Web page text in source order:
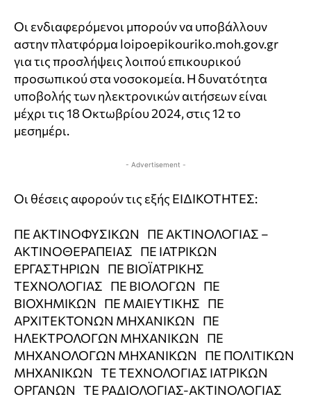
Οι ενδιαφερόμενοι μπορούν να υποβάλλουν
αστην πλατφόρμα loipoepikouriko.moh.gov.gr
για τις προσλήψεις λοιπού επικουρικού
προσωπικού στα νοσοκομεία. Η δυνατότητα
υποβολής των ηλεκτρονικών αιτήσεων είναι
μέχρι τις 18 Οκτωβρίου 2024, στις 12 το
μεσημέρι.
- Advertisement -
Οι θέσεις αφορούν τις εξής ΕΙΔΙΚΟΤΗΤΕΣ:
ΠΕ ΑΚΤΙΝΟΦΥΣΙΚΩΝ ΠΕ ΑΚΤΙΝΟΛΟΓΙΑΣ –
ΑΚΤΙΝΟΘΕΡΑΠΕΙΑΣ ΠΕ ΙΑΤΡΙΚΩΝ
ΕΡΓΑΣΤΗΡΙΩΝ ΠΕ ΒΙΟΪΑΤΡΙΚΗΣ
ΤΕΧΝΟΛΟΓΙΑΣ ΠΕ ΒΙΟΛΟΓΩΝ ΠΕ
ΒΙΟΧΗΜΙΚΩΝ ΠΕ ΜΑΙΕΥΤΙΚΗΣ ΠΕ
ΑΡΧΙΤΕΚΤΟΝΩΝ ΜΗΧΑΝΙΚΩΝ ΠΕ
ΗΛΕΚΤΡΟΛΟΓΩΝ ΜΗΧΑΝΙΚΩΝ ΠΕ
ΜΗΧΑΝΟΛΟΓΩΝ ΜΗΧΑΝΙΚΩΝ ΠΕ ΠΟΛΙΤΙΚΩΝ
ΜΗΧΑΝΙΚΩΝ ΤΕ ΤΕΧΝΟΛΟΓΙΑΣ ΙΑΤΡΙΚΩΝ
ΟΡΓΑΝΩΝ ΤΕ ΡΑΔΙΟΛΟΓΙΑΣ-ΑΚΤΙΝΟΛΟΓΙΑΣ